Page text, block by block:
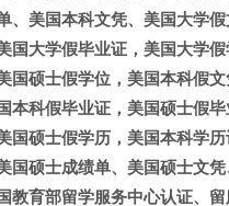
、美国本科文凭、美国大学
国大学假毕业证，美国大学
国硕士假学位，美国本科假
本科假毕业证，美国硕士假
国硕士假学历，美国本科学
国硕士成绩单、美国硕士文
教育部留学服务中心认证、